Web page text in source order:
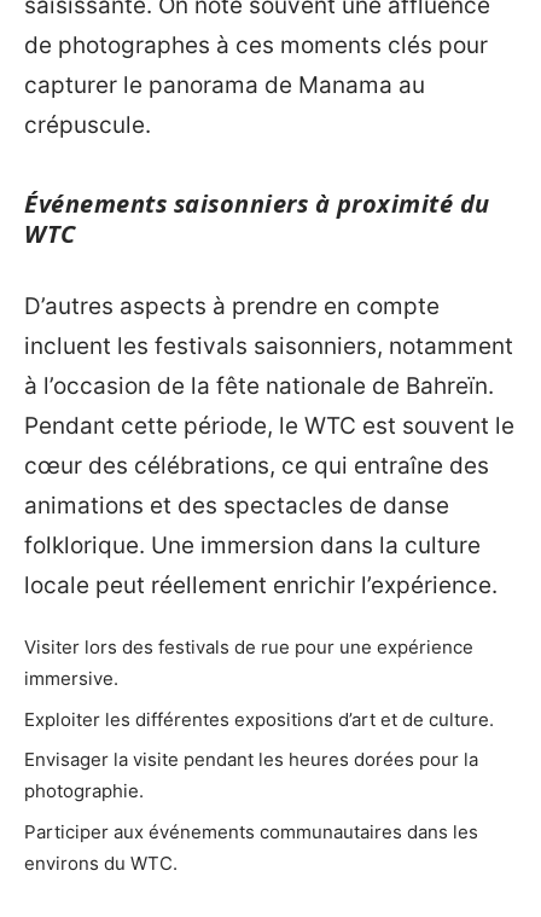
de photographes à ces moments clés pour
capturer le panorama de Manama au
crépuscule.
Événements saisonniers à proximité du
WTC
D’autres aspects à prendre en compte
incluent les festivals saisonniers, notamment
à l’occasion de la fête nationale de Bahreïn.
Pendant cette période, le WTC est souvent le
cœur des célébrations, ce qui entraîne des
animations et des spectacles de danse
folklorique. Une immersion dans la culture
locale peut réellement enrichir l’expérience.
Visiter lors des festivals de rue pour une expérience
immersive.
Exploiter les différentes expositions d’art et de culture.
Envisager la visite pendant les heures dorées pour la
photographie.
Participer aux événements communautaires dans les
environs du WTC.